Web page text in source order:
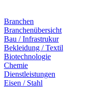
Branchen
Branchenübersicht
Bau / Infrastrukur
Bekleidung / Textil
Biotechnologie
Chemie
Dienstleistungen
Eisen / Stahl